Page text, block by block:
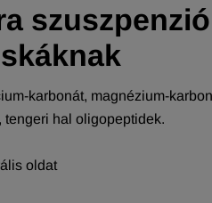
karbonát, magnézium-
tengeri hal oligopeptidek.
oldat